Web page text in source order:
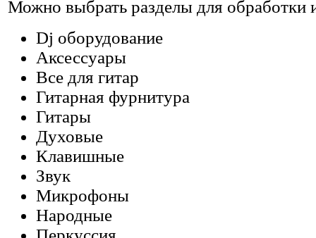
Можно выбрать разделы для обработки
Dj оборудование
Аксессуары
Все для гитар
Гитарная фурнитура
Гитары
Духовые
Клавишные
Звук
Микрофоны
Народные